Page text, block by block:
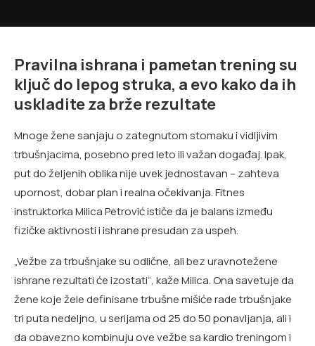
Pravilna ishrana i pametan trening su
ključ do lepog struka, a evo kako da ih
uskladite za brže rezultate
Mnoge žene sanjaju o zategnutom stomaku i vidljivim
trbušnjacima, posebno pred leto ili važan događaj. Ipak,
put do željenih oblika nije uvek jednostavan – zahteva
upornost, dobar plan i realna očekivanja. Fitnes
instruktorka Milica Petrović ističe da je balans između
fizičke aktivnosti i ishrane presudan za uspeh.
„Vežbe za trbušnjake su odlične, ali bez uravnotežene
ishrane rezultati će izostati“, kaže Milica. Ona savetuje da
žene koje žele definisane trbušne mišiće rade trbušnjake
tri puta nedeljno, u serijama od 25 do 50 ponavljanja, ali i
da obavezno kombinuju ove vežbe sa kardio treningom i